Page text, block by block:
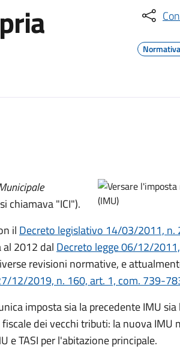
chiamava "ICI").
il Decreto legislativo 14/03/2011, n.
al 2012 dal Decreto legge 06/12/
revisioni normative, e
12/2019, n. 160, art. 1, com. 739-
imposta sia la precedente IMU
dei vecchi tributi: la nuova IMU
e TASI per l'abitazione principale.